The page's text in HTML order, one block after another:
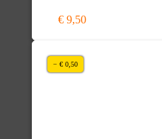
€ 9,50
− € 0,50